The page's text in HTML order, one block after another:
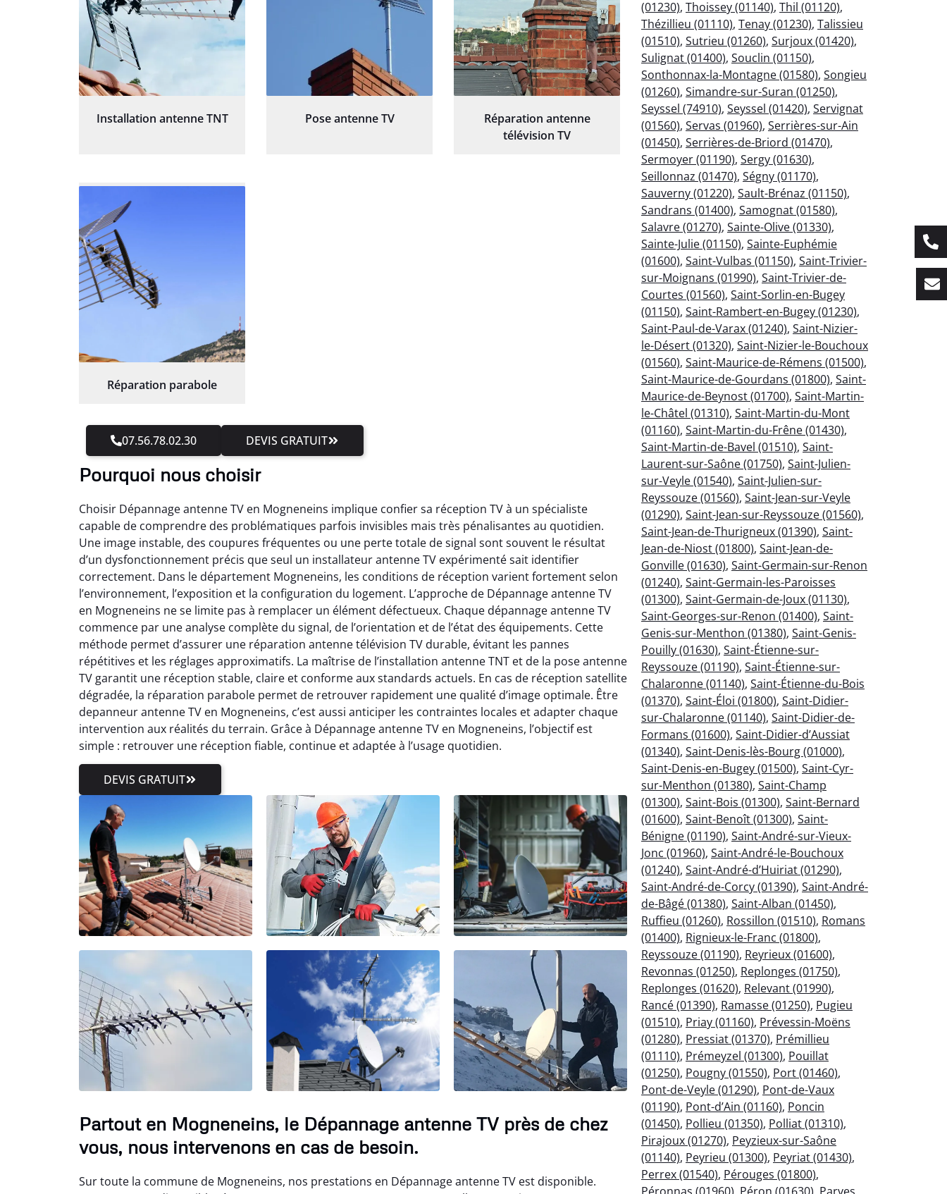
Installation antenne TNT Pose antenne TV
Réparation antenne
télévision TV
Réparation parabole
07.56.78.02.30 DEVIS GRATUIT
Pourquoi nous choisir
Choisir Dépannage antenne TV en Mogneneins implique confier sa réception TV à un spécialiste
capable de comprendre des problématiques parfois invisibles mais très pénalisantes au quotidien.
Une image instable, des coupures fréquentes ou une perte totale de signal sont souvent le résultat
d’un dysfonctionnement précis que seul un installateur antenne TV expérimenté sait identifier
correctement. Dans le département Mogneneins, les conditions de réception varient fortement selon
l’environnement, l’exposition et la configuration du logement. L’approche de Dépannage antenne TV
en Mogneneins ne se limite pas à remplacer un élément défectueux. Chaque dépannage antenne TV
commence par une analyse complète du signal, de l’orientation et de l’état des équipements. Cette
méthode permet d’assurer une réparation antenne télévision TV durable, évitant les pannes
répétitives et les réglages approximatifs. La maîtrise de l’installation antenne TNT et de la pose antenne
TV garantit une réception stable, claire et conforme aux standards actuels. En cas de réception satellite
dégradée, la réparation parabole permet de retrouver rapidement une qualité d’image optimale. Être
depanneur antenne TV en Mogneneins, c’est aussi anticiper les contraintes locales et adapter chaque
intervention aux réalités du terrain. Grâce à Dépannage antenne TV en Mogneneins, l’objectif est
simple : retrouver une réception fiable, continue et adaptée à l’usage quotidien.
DEVIS GRATUIT
Partout en Mogneneins, le Dépannage antenne TV près de chez
vous, nous intervenons en cas de besoin.
Sur toute la commune de Mogneneins, nos prestations en Dépannage antenne TV est disponible.
(01230), Thoissey (01140), Thil (01120),
Thézillieu (01110), Tenay (01230), Talissieu
(01510), Sutrieu (01260), Surjoux (01420),
Sulignat (01400), Souclin (01150),
Sonthonnax-la-Montagne (01580), Songieu
(01260), Simandre-sur-Suran (01250),
Seyssel (74910), Seyssel (01420), Servignat
(01560), Servas (01960), Serrières-sur-Ain
(01450), Serrières-de-Briord (01470),
Sermoyer (01190), Sergy (01630),
Seillonnaz (01470), Ségny (01170),
Sauverny (01220), Sault-Brénaz (01150),
Sandrans (01400), Samognat (01580),
Salavre (01270), Sainte-Olive (01330),
Sainte-Julie (01150), Sainte-Euphémie
(01600), Saint-Vulbas (01150), Saint-Trivier-
sur-Moignans (01990), Saint-Trivier-de-
Courtes (01560), Saint-Sorlin-en-Bugey
(01150), Saint-Rambert-en-Bugey (01230),
Saint-Paul-de-Varax (01240), Saint-Nizier-
le-Désert (01320), Saint-Nizier-le-Bouchoux
(01560), Saint-Maurice-de-Rémens (01500),
Saint-Maurice-de-Gourdans (01800), Saint-
Maurice-de-Beynost (01700), Saint-Martin-
le-Châtel (01310), Saint-Martin-du-Mont
(01160), Saint-Martin-du-Frêne (01430),
Saint-Martin-de-Bavel (01510), Saint-
Laurent-sur-Saône (01750), Saint-Julien-
sur-Veyle (01540), Saint-Julien-sur-
Reyssouze (01560), Saint-Jean-sur-Veyle
(01290), Saint-Jean-sur-Reyssouze (01560),
Saint-Jean-de-Thurigneux (01390), Saint-
Jean-de-Niost (01800), Saint-Jean-de-
Gonville (01630), Saint-Germain-sur-Renon
(01240), Saint-Germain-les-Paroisses
(01300), Saint-Germain-de-Joux (01130),
Saint-Georges-sur-Renon (01400), Saint-
Genis-sur-Menthon (01380), Saint-Genis-
Pouilly (01630), Saint-Étienne-sur-
Reyssouze (01190), Saint-Étienne-sur-
Chalaronne (01140), Saint-Étienne-du-Bois
(01370), Saint-Éloi (01800), Saint-Didier-
sur-Chalaronne (01140), Saint-Didier-de-
Formans (01600), Saint-Didier-d’Aussiat
(01340), Saint-Denis-lès-Bourg (01000),
Saint-Denis-en-Bugey (01500), Saint-Cyr-
sur-Menthon (01380), Saint-Champ
(01300), Saint-Bois (01300), Saint-Bernard
(01600), Saint-Benoît (01300), Saint-
Bénigne (01190), Saint-André-sur-Vieux-
Jonc (01960), Saint-André-le-Bouchoux
(01240), Saint-André-d’Huiriat (01290),
Saint-André-de-Corcy (01390), Saint-André-
de-Bâgé (01380), Saint-Alban (01450),
Ruffieu (01260), Rossillon (01510), Romans
(01400), Rignieux-le-Franc (01800),
Reyssouze (01190), Reyrieux (01600),
Revonnas (01250), Replonges (01750),
Replonges (01620), Relevant (01990),
Rancé (01390), Ramasse (01250), Pugieu
(01510), Priay (01160), Prévessin-Moëns
(01280), Pressiat (01370), Prémillieu
(01110), Prémeyzel (01300), Pouillat
(01250), Pougny (01550), Port (01460),
Pont-de-Veyle (01290), Pont-de-Vaux
(01190), Pont-d’Ain (01160), Poncin
(01450), Pollieu (01350), Polliat (01310),
Pirajoux (01270), Peyzieux-sur-Saône
(01140), Peyrieu (01300), Peyriat (01430),
Perrex (01540), Pérouges (01800),
Péronnas (01960) Péron (01630) Parves